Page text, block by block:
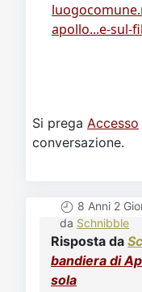
apollo...e-sul-
Si prega Accesso
conversazione.
8 Anni 2
da Schnibble
Risposta da
bandiera di
sola